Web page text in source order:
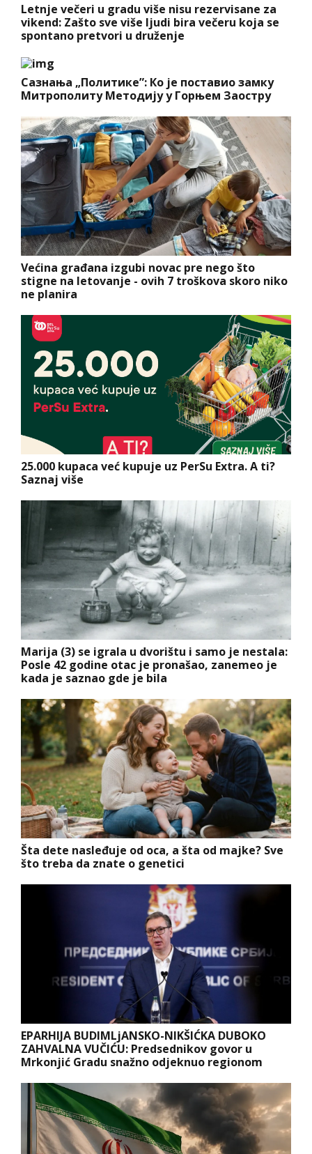
Letnje večeri u gradu više nisu rezervisane za
vikend: Zašto sve više ljudi bira večeru koja se
spontano pretvori u druženje
Сазнања „Политике”: Ко је поставио замку
Митрополиту Методију у Горњем Заостру
Većina građana izgubi novac pre nego što
stigne na letovanje - ovih 7 troškova skoro niko
ne planira
25.000 kupaca već kupuje uz PerSu Extra. A ti?
Saznaj više
Marija (3) se igrala u dvorištu i samo je nestala:
Posle 42 godine otac je pronašao, zanemeo je
kada je saznao gde je bila
Šta dete nasleđuje od oca, a šta od majke? Sve
što treba da znate o genetici
EPARHIJA BUDIMLjANSKO-NIKŠIĆKA DUBOKO
ZAHVALNA VUČIĆU: Predsednikov govor u
Mrkonjić Gradu snažno odjeknuo regionom